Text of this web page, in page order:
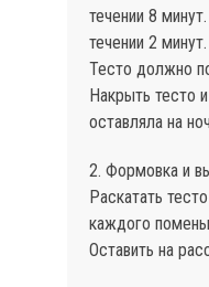
течении 8
течении 2 минут.
Тесто должно
Накрыть тесто
оставляла на
2. Формовка и
Раскатать
каждого
Оставить на